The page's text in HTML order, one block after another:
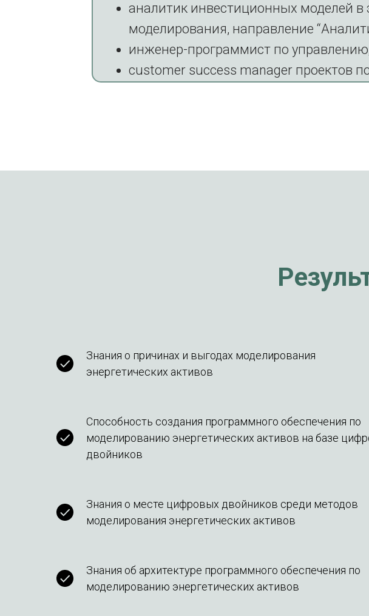
аналитик инвестиционных моделей в
моделирования, направление
инженер-программист по
сustomer success manager проектов
Знания о причинах и выгодах моделирования
энергетических активов
Способность создания программного обеспечения по
моделированию энергетических активов на базе
двойников
Знания о месте цифровых двойников среди методов
моделирования энергетических активов
Знания об архитектуре программного обеспечения по
моделированию энергетических активов